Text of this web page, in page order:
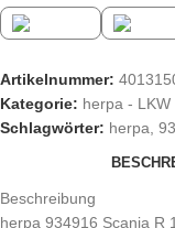
Artikelnummer:
Kategorie: herpa - LKW
Schlagwörter: herpa,
Beschreibung
herpa 934916 Scania R